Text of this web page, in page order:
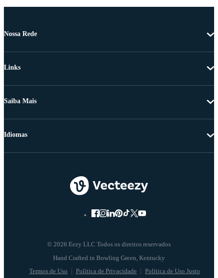
Nossa Rede
Links
Saiba Mais
© 2026 Eezy LLC Todos os direitos reservados
Termos de Uso Política de Privacidade Política de Uso Justo
Idiomas